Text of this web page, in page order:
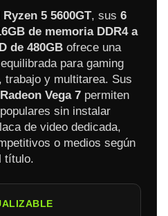
Ryzen 5 5600GT, sus 6
de memoria DDR4 a
de 480GB ofrece una
para gaming
trabajo y multitarea. Sus
Radeon Vega 7permiten
sin instalar
de video dedicada,
o medios según
título.